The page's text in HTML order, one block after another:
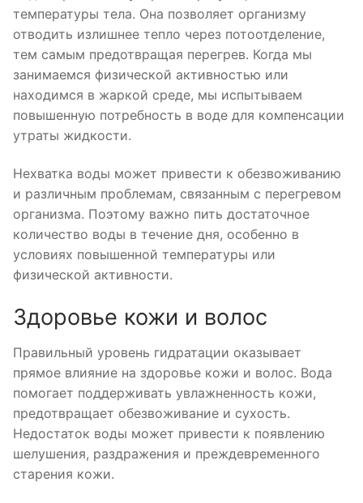
температуры тела. Она позволяет организму
отводить излишнее тепло через потоотделение,
тем самым предотвращая перегрев. Когда мы
занимаемся физической активностью или
находимся в жаркой среде, мы испытываем
повышенную потребность в воде для компенсации
утраты жидкости.
Нехватка воды может привести к обезвоживанию
и различным проблемам, связанным с перегревом
организма. Поэтому важно пить достаточное
количество воды в течение дня, особенно в
условиях повышенной температуры или
физической активности.
Здоровье кожи и волос
Правильный уровень гидратации оказывает
прямое влияние на здоровье кожи и волос. Вода
помогает поддерживать увлажненность кожи,
предотвращает обезвоживание и сухость.
Недостаток воды может привести к появлению
шелушения, раздражения и преждевременного
старения кожи.